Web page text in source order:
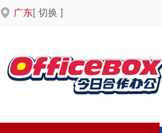
广东[ 切换 ]